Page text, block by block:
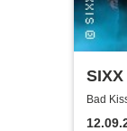
Bad